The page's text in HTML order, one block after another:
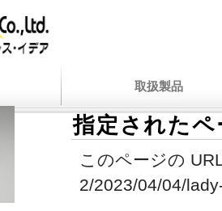
取扱製品
指定された
このページの
2/2023/04/04/